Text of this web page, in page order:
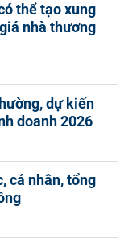
thể tạo xung
nhà thương
dự kiến
doanh 2026
cá nhân, tổng